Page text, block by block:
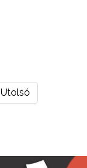
Utolsó